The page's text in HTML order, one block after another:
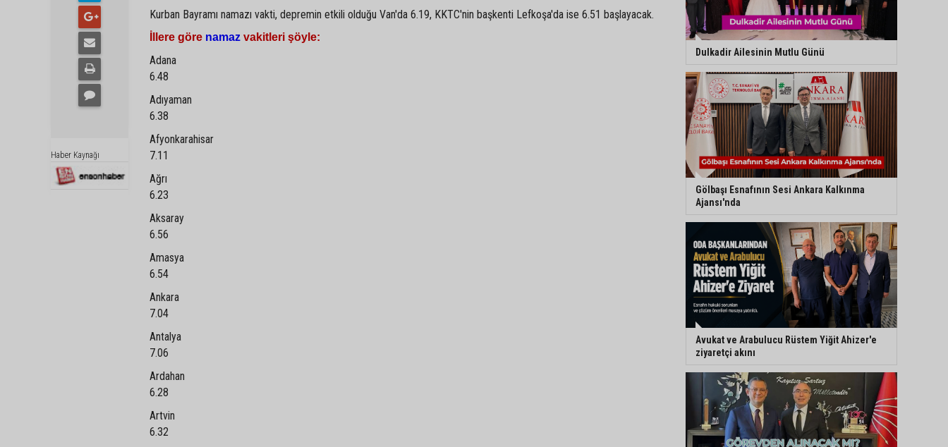
Haber Kaynağı
Kurban Bayramı namazı vakti, depremin etkili olduğu Van'da 6.19, KKTC'nin başkenti Lefkoşa'da ise 6.51 başlayacak.
İllere göre namaz vakitleri şöyle:
Adana
6.48
Adıyaman
6.38
Afyonkarahisar
7.11
Ağrı
6.23
Aksaray
6.56
Amasya
6.54
Ankara
7.04
Antalya
7.06
Ardahan
6.28
Artvin
6.32
Dulkadir Ailesinin Mutlu Günü
Gölbaşı Esnafının Sesi Ankara Kalkınma
Ajansı'nda
Avukat ve Arabulucu Rüstem Yiğit Ahizer'e
ziyaretçi akını